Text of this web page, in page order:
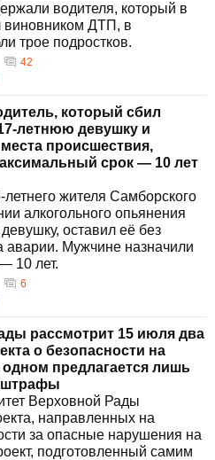
водителя, который в
виновником ДТП, в
трое подростков.
42
который сбил
летнюю девушку и
происшествия,
срок — 10 лет
жителя Самборского
алкогольного опьянения
оставил её без
аварии. Мужчине назначили
10 лет.
6
рассмотрит 15 июля два
о безопасности на
одном предлагается лишь
штрафы
Верховной Рады
направленных на
за опасные нарушения на
подготовленный самим